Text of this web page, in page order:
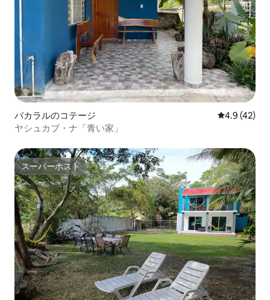
バカラルのコテージ レビュー42
4.9 (42)
ヤシュカブ・ナ「青い家」
スーパーホスト
スーパーホスト